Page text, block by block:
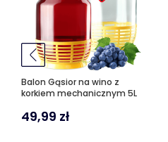
Balon Gąsior na wino z
korkiem mechanicznym 5L
49,99 zł